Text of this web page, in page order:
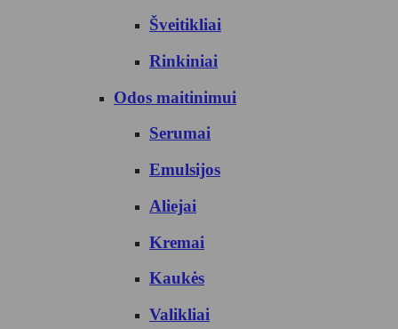
Šveitikliai
Rinkiniai
Odos maitinimui
Serumai
Emulsijos
Aliejai
Kremai
Kaukės
Valikliai